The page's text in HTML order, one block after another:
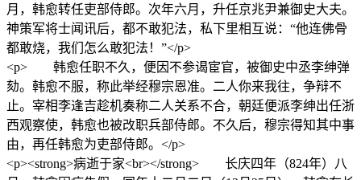
月，韩愈转任吏部侍郎。次年六月，升任京兆尹兼御史大夫。
神策军将士闻讯后，都不敢犯法，私下里相互说：“他连佛骨
都敢烧，我们怎么敢犯法！”</p>
<p> 韩愈任职不久，便因不参谒宦官，被御史中丞李绅弹
劾。韩愈不服，称此举经穆宗恩准。二人你来我往，争辩不
止。宰相李逢吉趁机奏称二人关系不合，朝廷便派李绅出任浙
西观察使，韩愈也被改职兵部侍郎。不久后，穆宗得知其中事
由，再任韩愈为吏部侍郎。</p>
<p><strong>病逝于家<br></strong> 长庆四年（824年）八